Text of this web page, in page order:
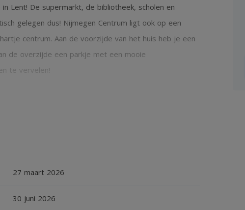
Lent! De supermarkt, de bibliotheek, scholen en
gelegen dus! Nijmegen Centrum ligt ook op een
centrum. Aan de voorzijde van het huis heb je een
de overzijde een parkje met een mooie
te vervelen!
met energielabel A++ zijn de stookkosten lekker laag
met fonteintje, woonkamer met openslaande
keuken is voorzien van L-vormige opstelling
27 maart 2026
30 juni 2026